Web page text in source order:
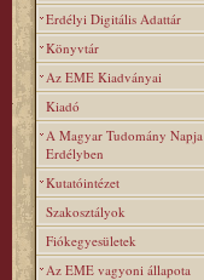
Erdélyi Digitális Adattár
Könyvtár
Az EME Kiadványai
Kiadó
A Magyar Tudomány Napja
Erdélyben
Kutatóintézet
Szakosztályok
Fiókegyesületek
Az EME vagyoni állapota